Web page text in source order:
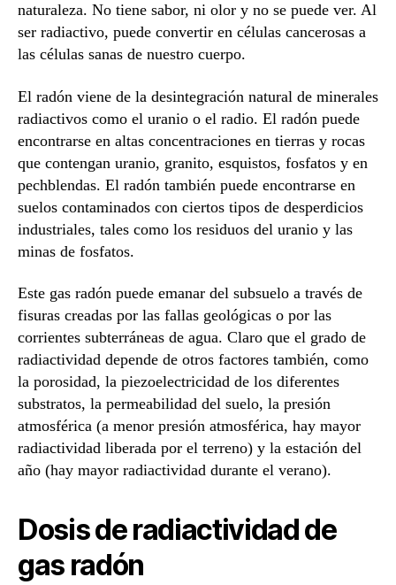
naturaleza. No tiene sabor, ni olor y no se puede ver. Al
ser radiactivo, puede convertir en células cancerosas a
las células sanas de nuestro cuerpo.
El radón viene de la desintegración natural de minerales
radiactivos como el uranio o el radio. El radón puede
encontrarse en altas concentraciones en tierras y rocas
que contengan uranio, granito, esquistos, fosfatos y en
pechblendas. El radón también puede encontrarse en
suelos contaminados con ciertos tipos de desperdicios
industriales, tales como los residuos del uranio y las
minas de fosfatos.
Este gas radón puede emanar del subsuelo a través de
fisuras creadas por las fallas geológicas o por las
corrientes subterráneas de agua. Claro que el grado de
radiactividad depende de otros factores también, como
la porosidad, la piezoelectricidad de los diferentes
substratos, la permeabilidad del suelo, la presión
atmosférica (a menor presión atmosférica, hay mayor
radiactividad liberada por el terreno) y la estación del
año (hay mayor radiactividad durante el verano).
Dosis de radiactividad de
gas radón